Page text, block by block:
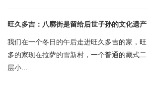
旺久多吉：八廓街是留给后世子孙的文化遗产
我们在一个冬日的午后走进旺久多吉的家，旺
多的家现在拉萨的雪新村，一个普通的藏式二
层小...